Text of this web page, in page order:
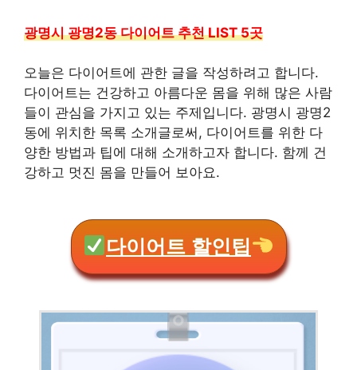
광명시 광명2동 다이어트 추천 LIST 5곳
오늘은 다이어트에 관한 글을 작성하려고 합니다.
다이어트는 건강하고 아름다운 몸을 위해 많은 사람
들이 관심을 가지고 있는 주제입니다. 광명시 광명2
동에 위치한 목록 소개글로써, 다이어트를 위한 다
양한 방법과 팁에 대해 소개하고자 합니다. 함께 건
강하고 멋진 몸을 만들어 보아요.
다이어트 할인팁